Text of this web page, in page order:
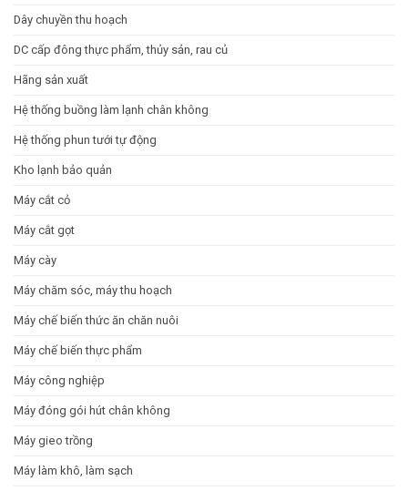
Dây chuyền thu hoạch
DC cấp đông thực phẩm, thủy sản, rau củ
Hãng sản xuất
Hệ thống buồng làm lạnh chân không
Hệ thống phun tưới tự động
Kho lạnh bảo quản
Máy cắt cỏ
Máy cắt gọt
Máy cày
Máy chăm sóc, máy thu hoạch
Máy chế biến thức ăn chăn nuôi
Máy chế biến thực phẩm
Máy công nghiệp
Máy đóng gói hút chân không
Máy gieo trồng
Máy làm khô, làm sạch